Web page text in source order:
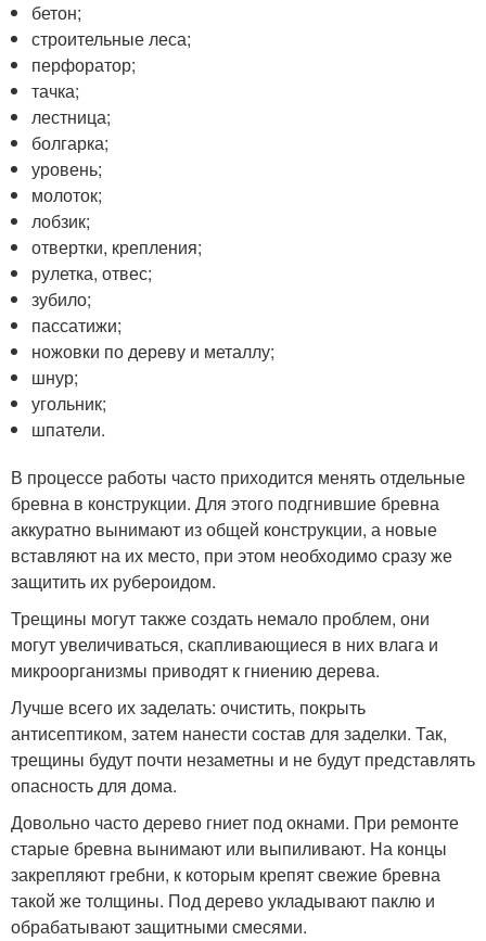
бетон;
строительные леса;
перфоратор;
тачка;
лестница;
болгарка;
уровень;
молоток;
лобзик;
отвертки, крепления;
рулетка, отвес;
зубило;
пассатижи;
ножовки по дереву и металлу;
шнур;
угольник;
шпатели.
В процессе работы часто приходится менять отдельные
бревна в конструкции. Для этого подгнившие бревна
аккуратно вынимают из общей конструкции, а новые
вставляют на их место, при этом необходимо сразу же
защитить их рубероидом.
Трещины могут также создать немало проблем, они
могут увеличиваться, скапливающиеся в них влага и
микроорганизмы приводят к гниению дерева.
Лучше всего их заделать: очистить, покрыть
антисептиком, затем нанести состав для заделки. Так,
трещины будут почти незаметны и не будут представлять
опасность для дома.
Довольно часто дерево гниет под окнами. При ремонте
старые бревна вынимают или выпиливают. На концы
закрепляют гребни, к которым крепят свежие бревна
такой же толщины. Под дерево укладывают паклю и
обрабатывают защитными смесями.